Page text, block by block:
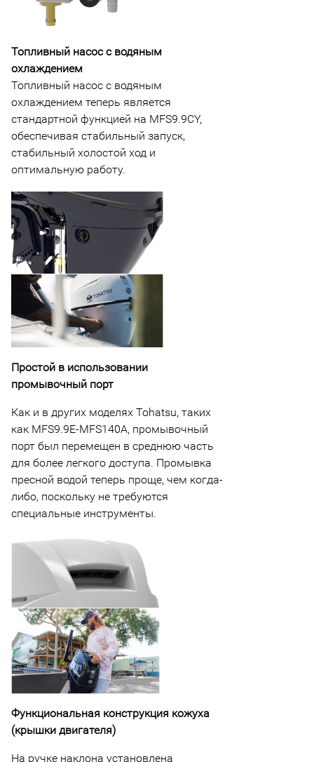
Топливный насос с водяным
охлаждением
Топливный насос с водяным
охлаждением теперь является
стандартной функцией на MFS9.9CY,
обеспечивая стабильный запуск,
стабильный холостой ход и
оптимальную работу.
Простой в использовании
промывочный порт
Как и в других моделях Tohatsu, таких
как MFS9.9E-MFS140A, промывочный
порт был перемещен в среднюю часть
для более легкого доступа. Промывка
пресной водой теперь проще, чем когда-
либо, поскольку не требуются
специальные инструменты.
Функциональная конструкция кожуха
(крышки двигателя)
На ручке наклона установлена